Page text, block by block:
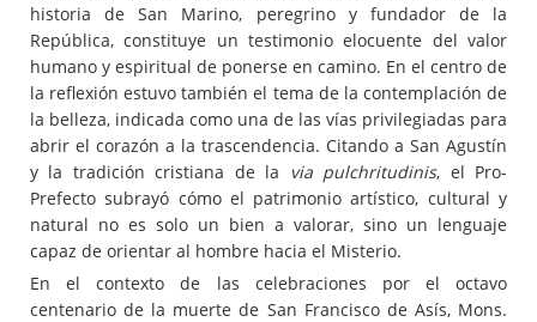
historia de San Marino, peregrino y fundador de la
República, constituye un testimonio elocuente del valor
humano y espiritual de ponerse en camino. En el centro de
la reflexión estuvo también el tema de la contemplación de
la belleza, indicada como una de las vías privilegiadas para
abrir el corazón a la trascendencia. Citando a San Agustín
y la tradición cristiana de la
via pulchritudinis, el Pro-
Prefecto subrayó cómo el patrimonio artístico, cultural y
natural no es solo un bien a valorar, sino un lenguaje
capaz de orientar al hombre hacia el Misterio.
En el contexto de las celebraciones por el octavo
centenario de la muerte de San Francisco de Asís, Mons.